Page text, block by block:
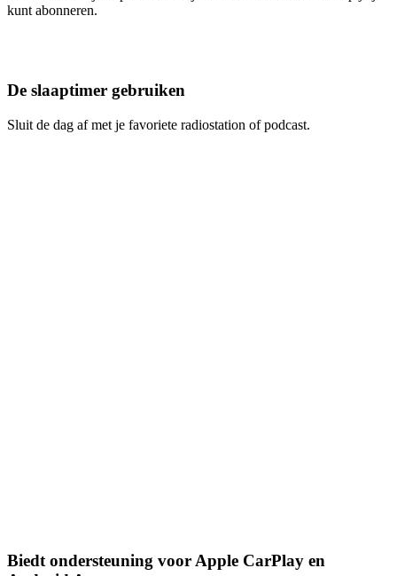
kunt abonneren.
De slaaptimer gebruiken
Sluit de dag af met je favoriete radiostation of podcast.
Biedt ondersteuning voor Apple CarPlay en